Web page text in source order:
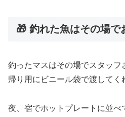
🎁 釣れた魚はその場で
釣ったマスはその場でスタッフ
帰り用にビニール袋で渡してく
夜、宿でホットプレートに並べ